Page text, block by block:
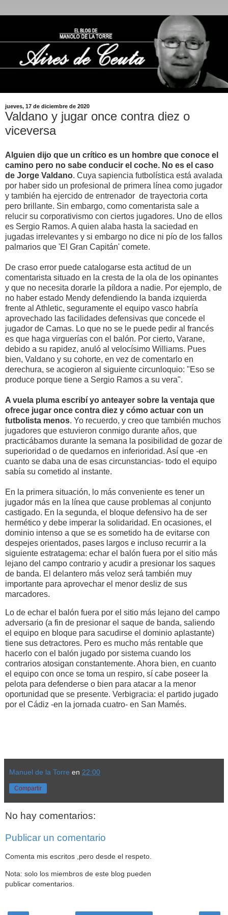
jueves, 17 de diciembre de 2020
Valdano y jugar once contra diez o
viceversa
Alguien dijo que un crítico es un hombre que conoce el
camino pero no sabe conducir el coche. No es el caso
de Jorge Valdano. Cuya sapiencia futbolística está avalada
por haber sido un profesional de primera línea como jugador
y también ha ejercido de entrenador de trayectoria corta
pero brillante. Sin embargo, como comentarista sale a
relucir su corporativismo con ciertos jugadores. Uno de ellos
es Sergio Ramos. A quien alaba hasta la saciedad en
jugadas irrelevantes y si embargo no dice ni pío de los fallos
palmarios que 'El Gran Capitán' comete.
De craso error puede catalogarse esta actitud de un
comentarista situado en la cresta de la ola de los opinantes
y que no necesita dorarle la píldora a nadie. Por ejemplo, de
no haber estado Mendy defendiendo la banda izquierda
frente al Athletic, seguramente el equipo vasco habría
aprovechado las facilidades defensivas que concede el
jugador de Camas. Lo que no se le puede pedir al francés
es que haga virguerías con el balón. Por cierto, Varane,
debido a su rapidez, anuló al velocísimo Williams. Pues
bien, Valdano y su cohorte, en vez de comentarlo en
derechura, se acogieron al siguiente circunloquio: "Eso se
produce porque tiene a Sergio Ramos a su vera".
A vuela pluma escribí yo anteayer sobre la ventaja que
ofrece jugar once contra diez y cómo actuar con un
futbolista menos. Yo recuerdo, y creo que también muchos
jugadores que estuvieron conmigo durante años, que
practicábamos durante la semana la posibilidad de gozar de
superioridad o de quedarnos en inferioridad. Así que -en
cuanto se daba una de esas circunstancias- todo el equipo
sabía su cometido al instante.
En la primera situación, lo más conveniente es tener un
jugador más en la línea que cause problemas al conjunto
castigado. En la segunda, el bloque defensivo ha de ser
hermético y debe imperar la solidaridad. En ocasiones, el
dominio intenso a que se es sometido ha de evitarse con
despejes orientados, pases largos e incluso recurrir a la
siguiente estratagema: echar el balón fuera por el sitio más
lejano del campo contrario y acudir a presionar los saques
de banda. El delantero más veloz será también muy
importante para aprovechar el menor desliz de sus
marcadores.
Lo de echar el balón fuera por el sitio más lejano del campo
adversario (a fin de presionar el saque de banda, saliendo
el equipo en bloque para sacudirse el dominio aplastante)
tiene sus detractores. Pero es mucho más rentable que
hacerlo con el balón jugado por sistema cuando los
contrarios atosigan constantemente. Ahora bien, en cuanto
el equipo con once se toma un respiro, sí cabe poseer la
pelota para defenderse o bien para atacar a la menor
oportunidad que se presente. Verbigracia: el partido jugado
por el Cádiz -en la jornada cuatro- en San Mamés.
Manuel de la Torre en 22:00
Compartir
No hay comentarios:
Publicar un comentario
Comenta mis escritos ,pero desde el respeto.
Nota: solo los miembros de este blog pueden
publicar comentarios.